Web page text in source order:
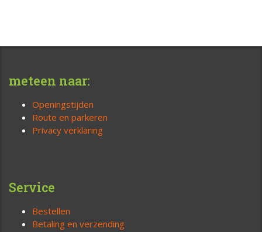
meteen naar:
Openingstijden
Route en parkeren
Privacy verklaring
Service
Bestellen
Betaling en verzending